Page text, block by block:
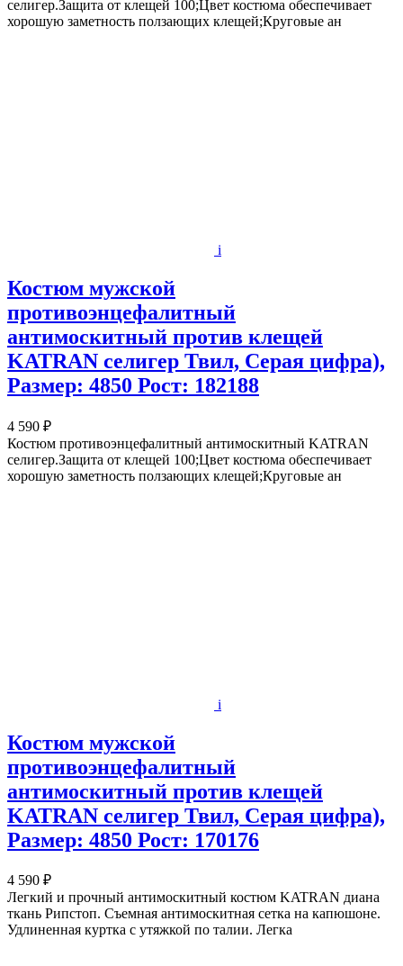
селигер.Защита от клещей 100;Цвет костюма обеспечивает
хорошую заметность ползающих клещей;Круговые ан
i
Костюм мужской
противоэнцефалитный
антимоскитный против клещей
KATRAN селигер Твил, Серая цифра),
Размер: 4850 Рост: 182188
4 590 ₽
Костюм противоэнцефалитный антимоскитный KATRAN
селигер.Защита от клещей 100;Цвет костюма обеспечивает
хорошую заметность ползающих клещей;Круговые ан
i
Костюм мужской
противоэнцефалитный
антимоскитный против клещей
KATRAN селигер Твил, Серая цифра),
Размер: 4850 Рост: 170176
4 590 ₽
Легкий и прочный антимоскитный костюм KATRAN диана
ткань Рипстоп. Съемная антимоскитная сетка на капюшоне.
Удлиненная куртка с утяжкой по талии. Легка